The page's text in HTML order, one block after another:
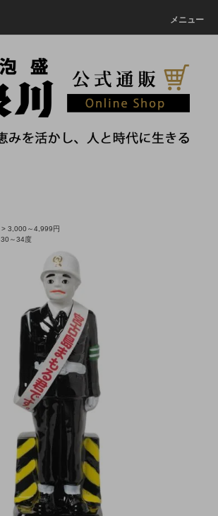
メニュー
> 3,000～4,999円
30～34度